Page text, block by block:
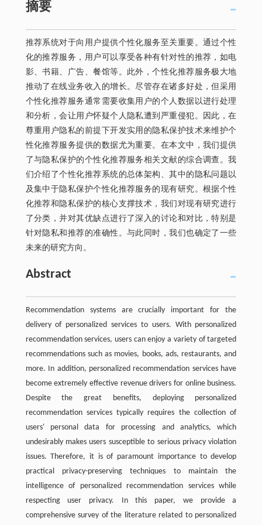
摘要
推荐系统对于向用户提供个性化服务至关重要。通过个性
化的推荐服务，用户可以享受各种有针对性的推荐，如电
影、书籍、广告、餐馆等。此外，个性化推荐服务极大地
推动了在线业务收入的增长。尽管存在诸多好处，但采用
个性化推荐服务通常需要收集用户的个人数据以进行处理
和分析，会让用户怀疑个人隐私遭到严重侵犯。因此，在
尊重用户隐私的前提下开发实用的隐私保护技术来维护个
性化推荐服务提供的数据尤为重要。在本文中，我们提供
了与隐私保护的个性化推荐服务相关文献的综合调查。我
们介绍了个性化推荐系统的总体架构、其中的隐私问题以
及集中于隐私保护个性化推荐服务的现有研究。根据个性
化推荐和隐私保护的核心支撑技术，我们对现有研究进行
了分类，并对其优缺点进行了深入的讨论和对比，特别是
针对隐私和推荐的准确性。与此同时，我们也确定了一些
未来的研究方向。
Abstract
Recommendation systems are crucially important for the
delivery of personalized services to users. With personalized
recommendation services, users can enjoy a variety of targeted
recommendations such as movies, books, ads, restaurants, and
more. In addition, personalized recommendation services have
become extremely effective revenue drivers for online business.
Despite the great benefits, deploying personalized
recommendation services typically requires the collection of
users' personal data for processing and analytics, which
undesirably makes users susceptible to serious privacy violation
issues. Therefore, it is of paramount importance to develop
practical privacy-preserving techniques to maintain the
intelligence of personalized recommendation services while
respecting user privacy. In this paper, we provide a
comprehensive survey of the literature related to personalized